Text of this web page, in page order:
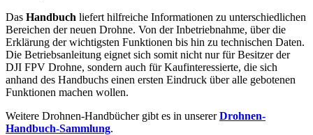
Das Handbuch liefert hilfreiche Informationen zu unterschiedlichen
Bereichen der neuen Drohne. Von der Inbetriebnahme, über die
Erklärung der wichtigsten Funktionen bis hin zu technischen Daten.
Die Betriebsanleitung eignet sich somit nicht nur für Besitzer der
DJI FPV Drohne, sondern auch für Kaufinteressierte, die sich
anhand des Handbuchs einen ersten Eindruck über alle gebotenen
Funktionen machen wollen.
Weitere Drohnen-Handbücher gibt es in unsererDrohnen-
Handbuch-Sammlung.